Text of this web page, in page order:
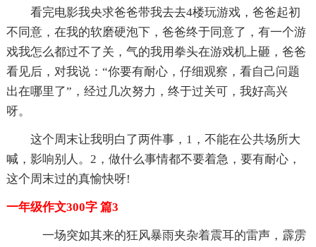
看完电影我央求爸爸带我去去4楼玩游戏，爸爸起初
不同意，在我的软磨硬泡下，爸爸终于同意了，有一个游
戏我怎么都过不了关，气的我用拳头在游戏机上砸，爸爸
看见后，对我说：“你要有耐心，仔细观察，看自己问题
出在哪里了”，经过几次努力，终于过关可，我好高兴
呀。
这个周末让我明白了两件事，1，不能在公共场所大
喊，影响别人。2，做什么事情都不要着急，要有耐心，
这个周末过的真愉快呀!
一年级作文300字 篇3
一场突如其来的狂风暴雨夹杂着震耳的雷声，霹雳